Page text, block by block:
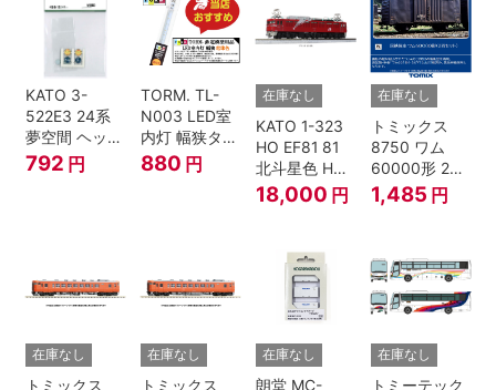
KATO 3-
522E3 24系
夢空間 ヘッド
マーク 4種各1
792 円
TORM. TL-
N003 LED室
内灯 幅狭タイ
プ・電球色 1
880 円
在庫なし
KATO 1-323
HO EF81 81
北斗星色 HO
ゲージ
18,000 円
在庫なし
トミックス
8750 ワム
60000形 2両
セット Nゲー
ジ
1,485 円
在庫なし
トミックス
在庫なし
トミックス
在庫なし
朗堂 MC-
在庫なし
トミーテック